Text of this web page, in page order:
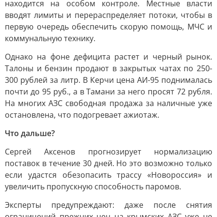
находится на особом контроле. Местные власти
вводят лимиты и перераспределяет потоки, чтобы в
первую очередь обеспечить скорую помощь, МЧС и
коммунальную технику.
Однако на фоне дефицита растет и черный рынок.
Талоны и бензин продают в закрытых чатах по 250-
300 рублей за литр. В Керчи цена АИ-95 поднималась
почти до 95 руб., а в Тамани за него просят 72 рубля.
На многих АЗС свободная продажа за наличные уже
остановлена, что подогревает ажиотаж.
Что дальше?
Сергей Аксенов прогнозирует нормализацию
поставок в течение 30 дней. Но это возможно только
если удастся обезопасить трассу «Новороссия» и
увеличить пропускную способность паромов.
Эксперты предупреждают: даже после снятия